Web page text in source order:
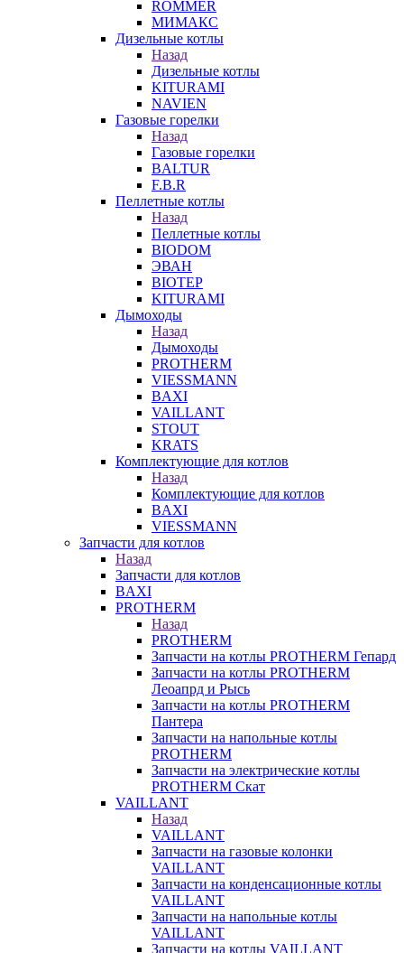
ROMMER
МИМАКС
Дизельные котлы
Назад
Дизельные котлы
KITURAMI
NAVIEN
Газовые горелки
Назад
Газовые горелки
BALTUR
F.B.R
Пеллетные котлы
Назад
Пеллетные котлы
BIODOM
ЭВАН
BIOTEP
KITURAMI
Дымоходы
Назад
Дымоходы
PROTHERM
VIESSMANN
BAXI
VAILLANT
STOUT
KRATS
Комплектующие для котлов
Назад
Комплектующие для котлов
BAXI
VIESSMANN
Запчасти для котлов
Назад
Запчасти для котлов
BAXI
PROTHERM
Назад
PROTHERM
Запчасти на котлы PROTHERM Гепард
Запчасти на котлы PROTHERM
Леоапрд и Рысь
Запчасти на котлы PROTHERM
Пантера
Запчасти на напольные котлы
PROTHERM
Запчасти на электрические котлы
PROTHERM Скат
VAILLANT
Назад
VAILLANT
Запчасти на газовые колонки
VAILLANT
Запчасти на конденсационные котлы
VAILLANT
Запчасти на напольные котлы
VAILLANT
Запчасти на котлы VAILLANT